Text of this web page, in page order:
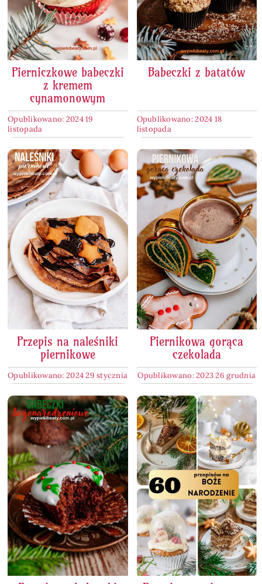
Pierniczkowe babeczki
z kremem
cynamonowym
Opublikowano: 2024 19
listopada
Babeczki z batatów
Opublikowano: 2024 18
listopada
Przepis na naleśniki
piernikowe
Opublikowano: 2024 29 stycznia
Piernikowa gorąca
czekolada
Opublikowano: 2023 26 grudnia